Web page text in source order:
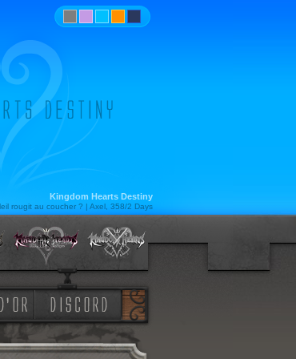
Kingdom Hearts Destiny
rougit au coucher ? | Axel, 358/2 Days